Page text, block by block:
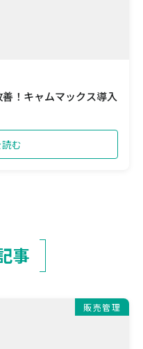
！キャムマックス導入
む
事
販売管理